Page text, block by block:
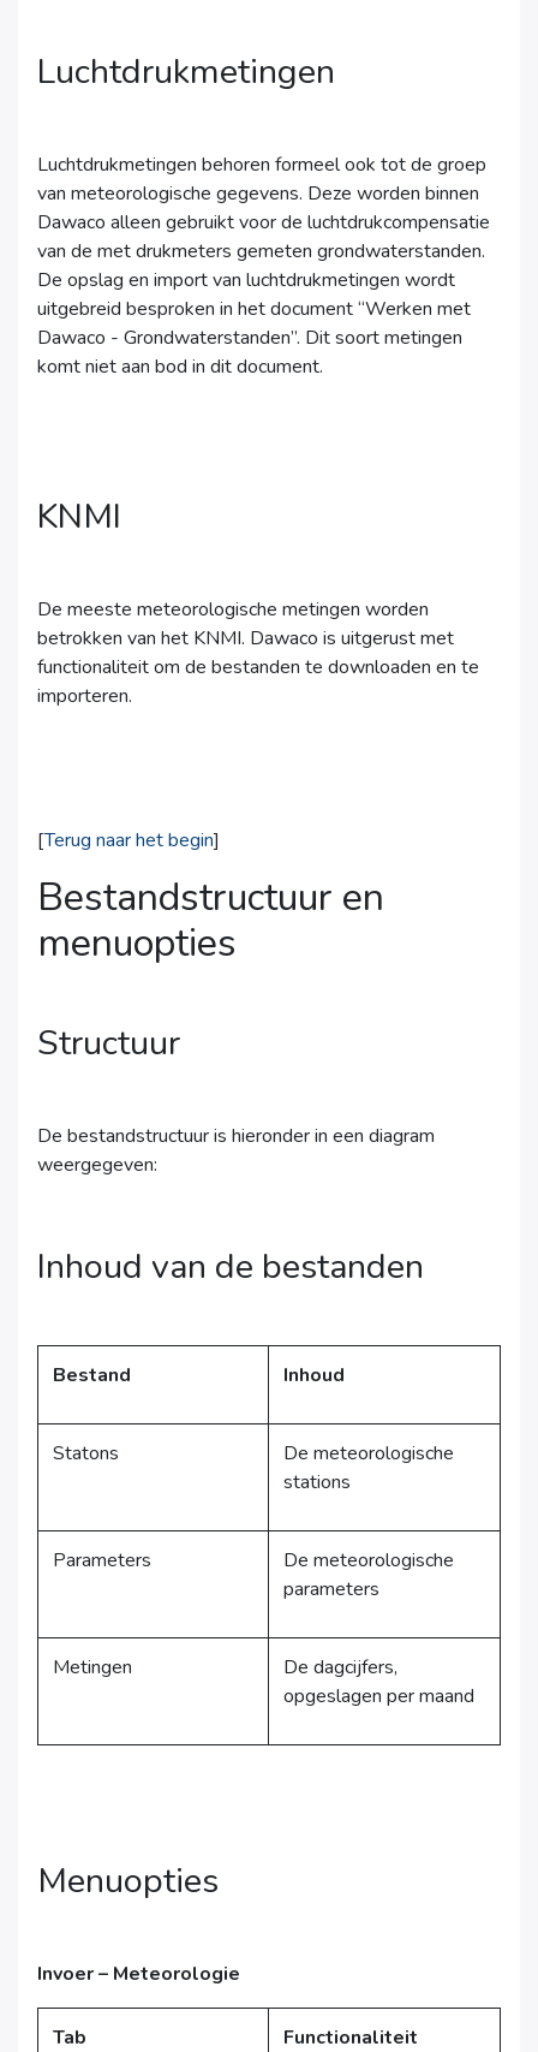
Luchtdrukmetingen
Luchtdrukmetingen behoren formeel ook tot de groep
van meteorologische gegevens. Deze worden binnen
Dawaco alleen gebruikt voor de luchtdrukcompensatie
van de met drukmeters gemeten grondwaterstanden.
De opslag en import van luchtdrukmetingen wordt
uitgebreid besproken in het document “Werken met
Dawaco - Grondwaterstanden”. Dit soort metingen
komt niet aan bod in dit document.
KNMI
De meeste meteorologische metingen worden
betrokken van het KNMI. Dawaco is uitgerust met
functionaliteit om de bestanden te downloaden en te
importeren.
[Terug naar het begin]
Bestandstructuur en
menuopties
Structuur
De bestandstructuur is hieronder in een diagram
weergegeven:
Inhoud van de bestanden
Bestand Inhoud
Statons
De meteorologische
stations
Parameters
De meteorologische
parameters
Metingen
De dagcijfers,
opgeslagen per maand
Menuopties
Invoer – Meteorologie
Tab Functionaliteit